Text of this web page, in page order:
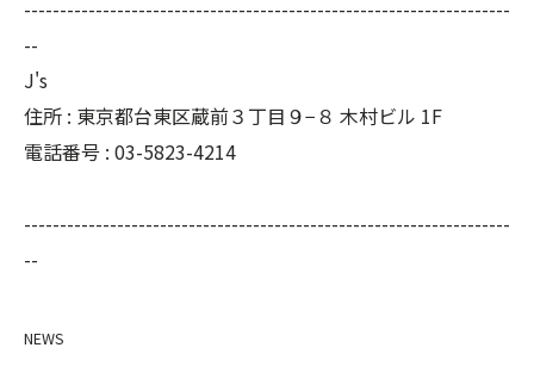
--------------------------------------------------------------------
--
J's
住所 : 東京都台東区蔵前３丁目９−８ 木村ビル 1F
電話番号 : 03-5823-4214
--------------------------------------------------------------------
--
NEWS